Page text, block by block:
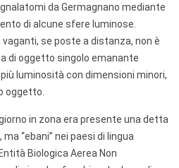
da Germagnano mediante
di alcune sfere luminose.
se poste a distanza, non è
di oggetto singolo emanante
luminosità con dimensioni minori,
oggetto.
in zona era presente una detta
“ebani” nei paesi di lingua
Biologica Aerea Non